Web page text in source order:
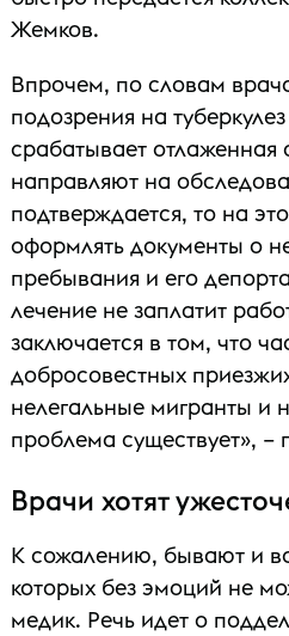
Жемков.
Впрочем, по словам
подозрения на
срабатывает отлаженная
направляют на
подтверждается, то на
оформлять документы о
пребывания и его
лечение не заплатит
заключается в том, что
добросовестных
нелегальные мигранты и
проблема существует», –
Врачи хотят
К сожалению, бывают и
которых без эмоций не
медик. Речь идет о